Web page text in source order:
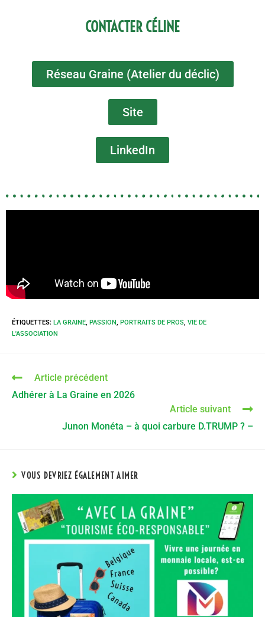
CONTACTER CÉLINE
Réseau Graine (Atelier du déclic)
Site
LinkedIn
ÉTIQUETTES: LA GRAINE, PASSION, PORTRAITS DE PROS, VIE DE
L'ASSOCIATION
Article précédent
Adhérer à La Graine en 2026
Article suivant
Junon Monéta – à quoi carbure D.TRUMP ? –
VOUS DEVRIEZ ÉGALEMENT AIMER